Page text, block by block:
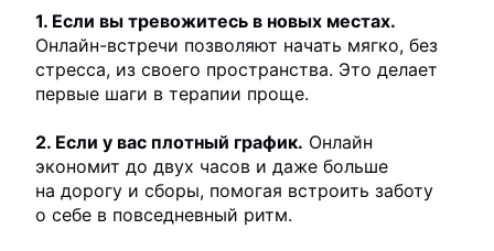
1. Если вы тревожитесь в новых местах.
Онлайн-встречи позволяют начать мягко, без
стресса, из своего пространства. Это делает
первые шаги в терапии проще.
2. Если у вас плотный график. Онлайн
экономит до двух часов и даже больше
на дорогу и сборы, помогая встроить заботу
о себе в повседневный ритм.